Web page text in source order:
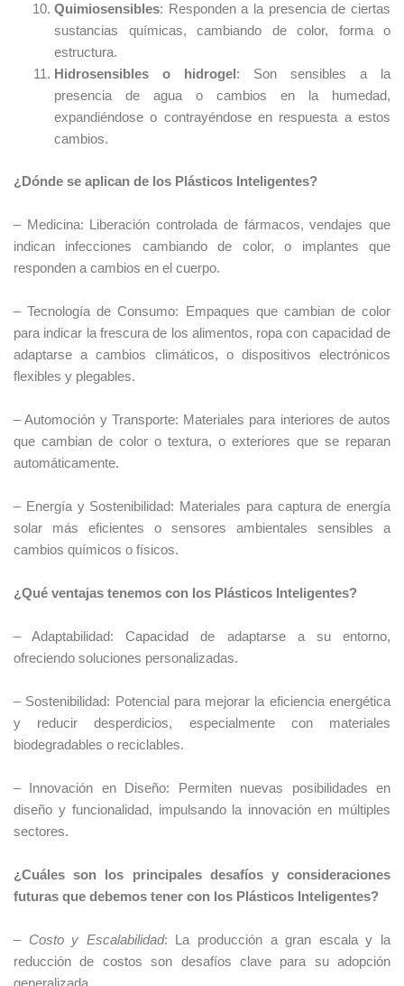
Quimiosensibles: Responden a la presencia de ciertas
sustancias químicas, cambiando de color, forma o
estructura.
Hidrosensibles o hidrogel : Son sensibles a la
presencia de agua o cambios en la humedad,
expandiéndose o contrayéndose en respuesta a estos
cambios.
¿Dónde se aplican de los Plásticos Inteligentes?
– Medicina: Liberación controlada de fármacos, vendajes que
indican infecciones cambiando de color, o implantes que
responden a cambios en el cuerpo.
– Tecnología de Consumo: Empaques que cambian de color
para indicar la frescura de los alimentos, ropa con capacidad de
adaptarse a cambios climáticos, o dispositivos electrónicos
flexibles y plegables.
– Automoción y Transporte: Materiales para interiores de autos
que cambian de color o textura, o exteriores que se reparan
automáticamente.
– Energía y Sostenibilidad: Materiales para captura de energía
solar más eficientes o sensores ambientales sensibles a
cambios químicos o físicos.
¿Qué ventajas tenemos con los Plásticos Inteligentes?
– Adaptabilidad: Capacidad de adaptarse a su entorno,
ofreciendo soluciones personalizadas.
– Sostenibilidad: Potencial para mejorar la eficiencia energética
y reducir desperdicios, especialmente con materiales
biodegradables o reciclables.
– Innovación en Diseño: Permiten nuevas posibilidades en
diseño y funcionalidad, impulsando la innovación en múltiples
sectores.
¿Cuáles son los principales desafíos y consideraciones
futuras que debemos tener con los Plásticos Inteligentes?
– Costo y Escalabilidad: La producción a gran escala y la
reducción de costos son desafíos clave para su adopción
generalizada.